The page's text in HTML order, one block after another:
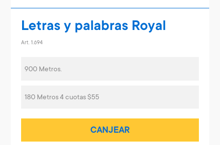
Letras y palabras Royal
Art. 1.694
900 Metros.
180 Metros 4 cuotas $55
CANJEAR